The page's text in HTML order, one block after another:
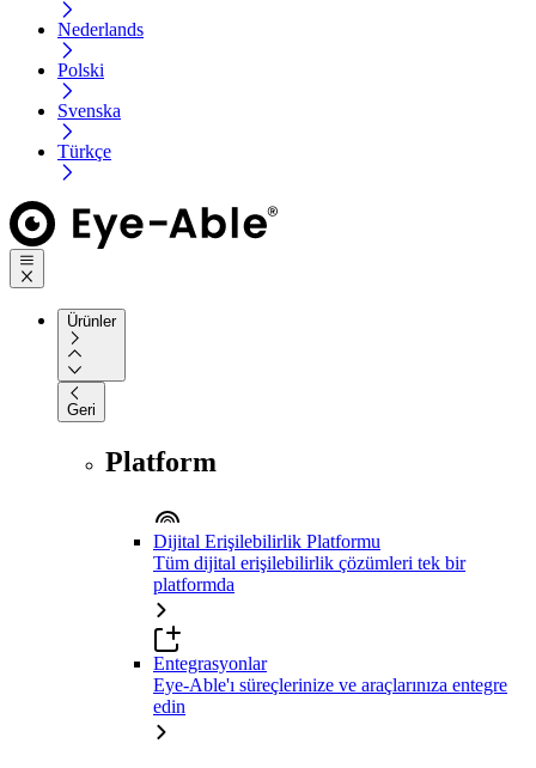
Nederlands
Polski
Svenska
Türkçe
Ürünler
Geri
Platform
Dijital Erişilebilirlik Platformu
Tüm dijital erişilebilirlik çözümleri tek bir
platformda
Entegrasyonlar
Eye-Able'ı süreçlerinize ve araçlarınıza entegre
edin